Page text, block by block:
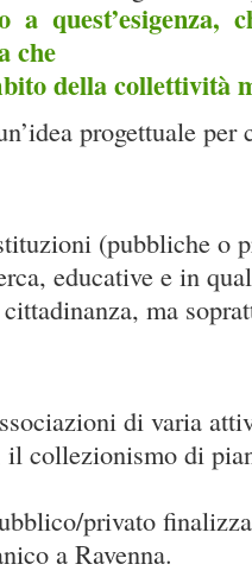
a
che
della collettività
progettuale
(pubbliche o
educative e in
ma
di varia
collezionismo di
privato
a Ravenna.